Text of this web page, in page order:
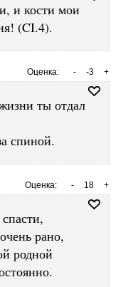
и кости мои
(CI.4).
Оценка: +
-3
-
ты отдал
спиной.
Оценка: +
18
-
рано,
родной